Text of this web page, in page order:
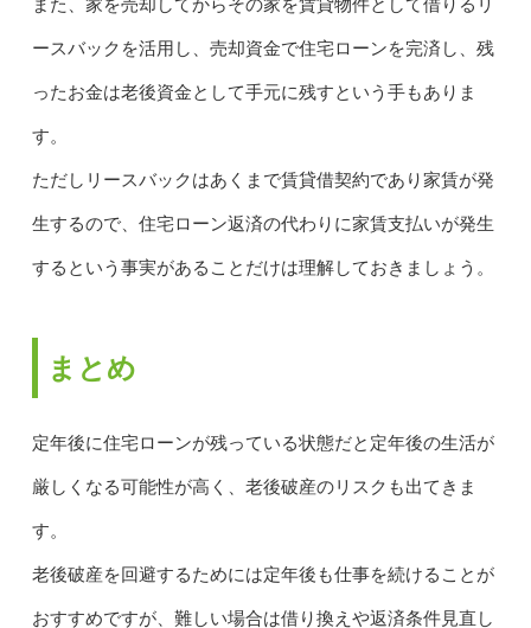
また、家を売却してからその家を賃貸物件として借りるリ
ースバックを活用し、売却資金で住宅ローンを完済し、残
ったお金は老後資金として手元に残すという手もありま
す。
ただしリースバックはあくまで賃貸借契約であり家賃が発
生するので、住宅ローン返済の代わりに家賃支払いが発生
するという事実があることだけは理解しておきましょう。
まとめ
定年後に住宅ローンが残っている状態だと定年後の生活が
厳しくなる可能性が高く、老後破産のリスクも出てきま
す。
老後破産を回避するためには定年後も仕事を続けることが
おすすめですが、難しい場合は借り換えや返済条件見直し